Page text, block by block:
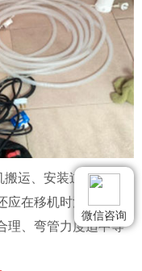
运、安装过程中，，
应在移机时注意把握
理、弯管力度适中等
微信咨询